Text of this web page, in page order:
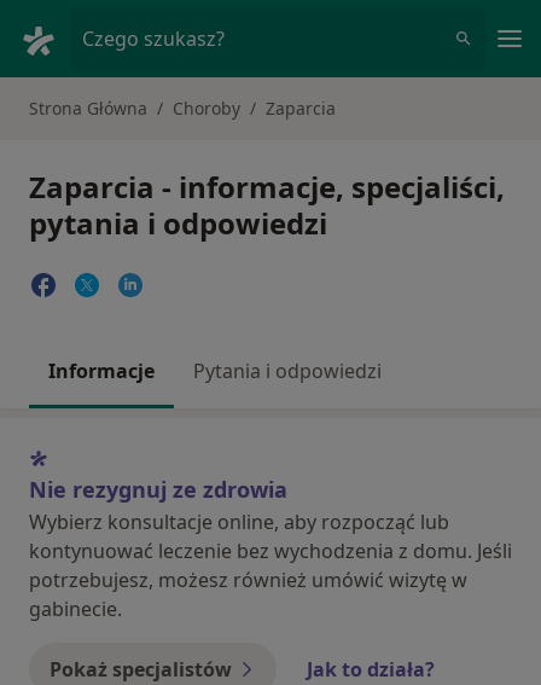
Czego szukasz?
Strona Główna Choroby Zaparcia
Zaparcia - informacje, specjaliści,
pytania i odpowiedzi
Informacje Pytania i odpowiedzi
Nie rezygnuj ze zdrowia
Wybierz konsultacje online, aby rozpocząć lub
kontynuować leczenie bez wychodzenia z domu. Jeśli
potrzebujesz, możesz również umówić wizytę w
gabinecie.
Pokaż specjalistów Jak to działa?